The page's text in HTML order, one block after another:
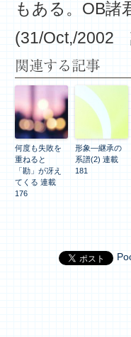
もある。OB諸
(31/Oct,/2002
関連する記事
何度も失敗を
重ねると
「勘」が冴え
てくる 連載
176
形象―継承の
系譜(2) 連載
181